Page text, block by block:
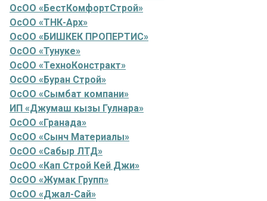
ОсОО «БестКомфортСтрой»
ОсОО «ТНК-Арх»
ОсОО «БИШКЕК ПРОПЕРТИС»
ОсОО «Тунуке»
ОсОО «ТехноКонстракт»
ОсОО «Буран Строй»
ОсОО «Сымбат компани»
ИП «Джумаш кызы Гулнара»
ОсОО «Гранада»
ОсОО «Сынч Материалы»
ОсОО «Сабыр ЛТД»
ОсОО «Кап Строй Кей Джи»
ОсОО «Жумак Групп»
ОсОО «Джал-Сай»